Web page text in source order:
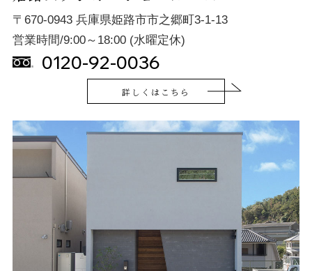
〒670-0943 兵庫県姫路市市之郷町3-1-13
営業時間/9:00～18:00 (水曜定休)
0120-92-0036
詳しくはこちら